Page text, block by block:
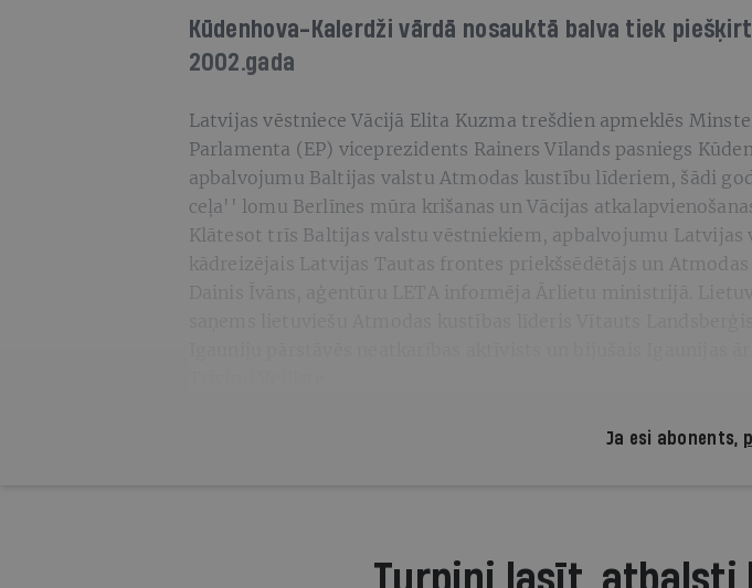
Kūdenhova-Kalerdži vārdā nosauktā balva tiek
2002.gada
Latvijas vēstniece Vācijā Elita Kuzma trešdien apmeklēs
Parlamenta (EP) viceprezidents Rainers Vīlands pasniegs
apbalvojumu Baltijas valstu Atmodas kustību līderiem, šādi
ceļa'' lomu Berlīnes mūra krišanas un Vācijas
Klātesot trīs Baltijas valstu vēstniekiem, apbalvojumu Latvijas
kādreizējais Latvijas Tautas frontes priekšsēdētājs un
Dainis Īvāns, aģentūru LETA informēja Ārlietu ministrijā.
Ja esi abonents,